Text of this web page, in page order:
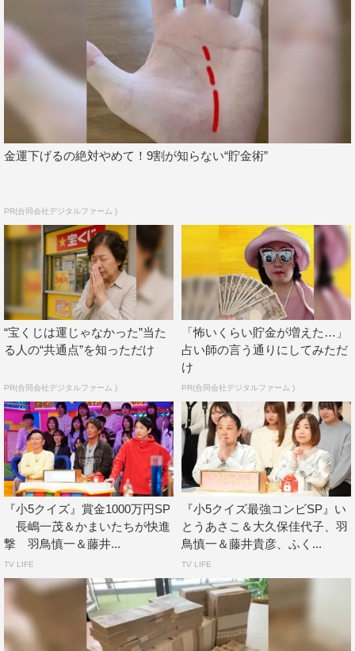
金運下げるの絶対やめて！9割が知らない“貯金術”
PR(合同会社デジタルファーム )
“宝くじは運じゃなかった”当た
る人の“共通点”を知っただけ
PR(合同会社デジタルファーム )
「怖いくらい貯金が増えた…」
占い師の言う通りにしてみただ
け
PR(合同会社デジタルファーム )
『小5クイズ』賞金1000万円SP
長嶋一茂＆かまいたちが快進
撃 羽鳥慎一＆藤井...
TV LIFE
『小5クイズ最強コンビSP』い
とうあさこ＆大久保佳代子、羽
鳥慎一＆藤井貴彦、ふく...
TV LIFE